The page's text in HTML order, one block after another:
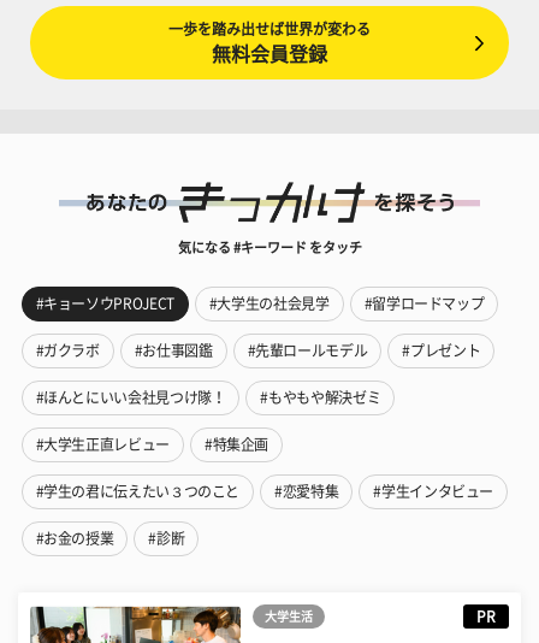
一歩を踏み出せば世界が変わる
無料会員登録
気になる #キーワード をタッチ
#キョーソウPROJECT #大学生の社会見学 #留学ロードマップ
#ガクラボ #お仕事図鑑 #先輩ロールモデル #プレゼント
#ほんとにいい会社見つけ隊！ #もやもや解決ゼミ
#大学生正直レビュー #特集企画
#学生の君に伝えたい３つのこと #恋愛特集 #学生インタビュー
#お金の授業 #診断
大学生活 PR